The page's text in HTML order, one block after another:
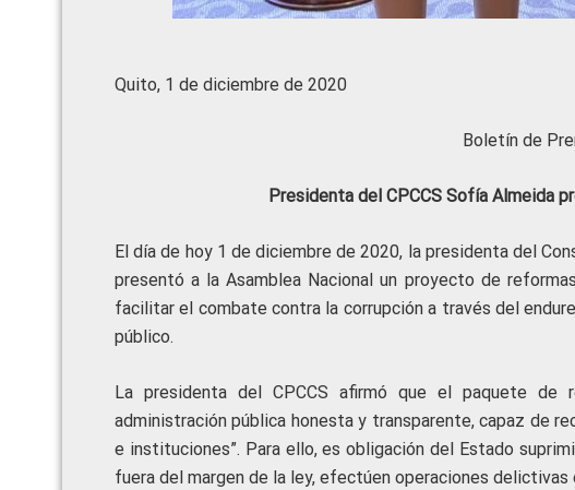
Quito, 1 de diciembre de 2020
Boletín de
Presidenta del CPCCS Sofía Almeida
El día de hoy 1 de diciembre de 2020, la presidenta del
presentó a la Asamblea Nacional un proyecto de
facilitar el combate contra la corrupción a través del
público.
La presidenta del CPCCS afirmó que el paquete de
administración pública honesta y transparente, capaz de
e instituciones”. Para ello, es obligación del Estado
fuera del margen de la ley, efectúen operaciones delictivas